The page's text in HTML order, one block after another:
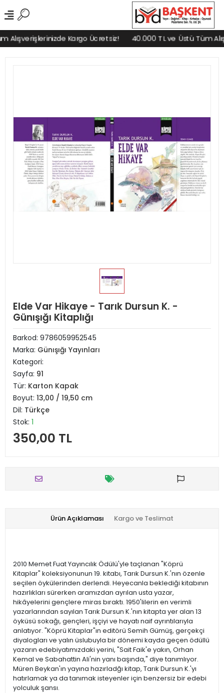
Kargo Ücretsiz! 40.000 TL ve Üstü Tüm
Elde Var Hikaye - Tarık Dursun K. -
Günışığı Kitaplığı
Barkod: 9786059952545
Marka: Günışığı Yayınları
Kategori:
Sayfa: 91
Tür: Karton Kapak
Boyut: 13,00 / 19,50 cm
Dil: Türkçe
Stok: 1
350,00 TL
Ürün Açıklaması Kargo ve Teslimat
2010 Memet Fuat Yayıncılık Ödülü'yle taçlanan "Köprü
Kitaplar" koleksiyonunun 19. kitabı, Tarık Dursun K.'nın özenle
seçilen öykülerinden derlendi. Heyecanla beklediği kitabının
hazırlıkları sürerken aramızdan ayrılan usta yazar,
hikâyelerini gençlere miras bıraktı. 1950'lilerin en verimli
yazarlarından sayılan Tarık Dursun K.'nın kitapta yer alan 13
öyküsü sokağı, gençleri, işçiyi ve hayatı naif ayrıntılarıyla
anlatıyor. "Köprü Kitaplar"ın editörü Semih Gümüş, gerçekçi
diyalogları ve yalın üslubuyla bir dönemi kayda geçen ödüllü
yazarın edebiyatımızdaki yerini, "Sait Faik'e yakın, Orhan
Kemal ve Sabahattin Ali'nin yanı başında," diye tanımlıyor.
Müren Beykan'ın yayına hazırladğı kitap, Tarık Dursun K.'yı
hatırlamak ya da tanımak isteyenler için benzersiz bir edebi
yolculuk şansı.